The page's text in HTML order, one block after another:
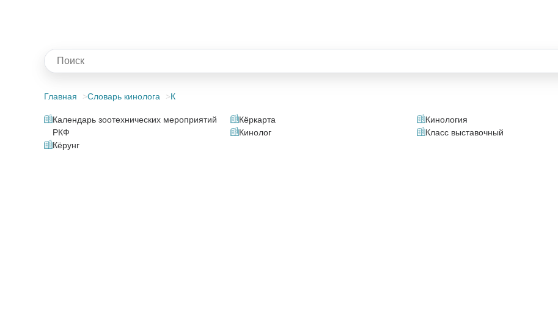
Главная Словарь кинолога К
Календарь зоотехнических мероприятий
РКФ
Кёрунг
Кёркарта
Кинолог
Кинология
Класс выставочный